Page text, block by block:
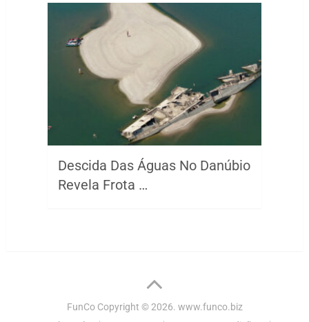
Descida Das Águas No Danúbio
Revela Frota …
FunCoCopyright © 2026. www.funco.biz